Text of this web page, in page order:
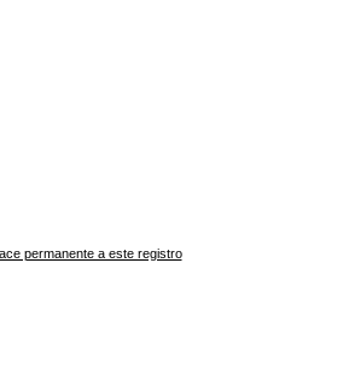
permanente a este registro